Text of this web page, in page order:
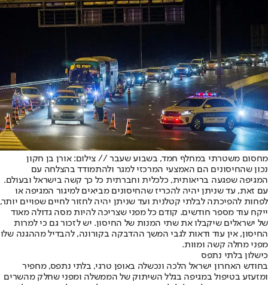
מחסום משטרתי במחלף חמד, בשבוע שעבר // צילום: אורן בן חקון
נכון שהחיסונים הם האמצעי המרכזי למגר ולהתמודד בהצלחה עם
המגיפה שפגעה בריאותית, כלכלית וחברתית כל כך קשה בישראל ובעולם.
עם זאת, עד שניתן יהיה להכריז שהחיסונים מביאים למיגור המגיפה או
לפחות להפיכתה לבלתי קטלנית ועד שניתן יהיה לחזור לחיים שפויים יותר,
ייקח עוד מספר חודשים. קודם כל מפני שצריכה להיות מסה גדולה מאוד
של ישראלים שיקבלו את שתי המנות של החיסון. יש לזכור גם כי למרות
החיסון, אין עוד ודאות לגבי המשך ההדבקה בקורונה, להבדיל מההגנה שלו
מפני מחלה קשה ומוות.
כישלון בלתי נתפס
בחודש האחרון ישראל הלכה ונכשלה באופן טרגי, בלתי נתפס, מחפיר
ומזעזע בטיפול במגיפה בגלל השיתוק של הממשלה ומפני שחלק מהשרים